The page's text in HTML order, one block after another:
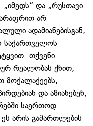
და „რუსთავი
არ
ადამიანებისგან,
საქართველოს
-თქვენი
რეალობას ქნით,
მოქალაქეებს,
და აზიანებენ,
საერთოდ
არის გამართლების